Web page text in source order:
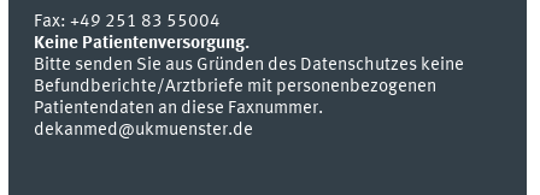
Fax:+49 251 83 55004
Keine Patientenversorgung.
Bitte senden Sie aus Gründen des Datenschutzes keine
Befundberichte/Arztbriefe mit personenbezogenen
Patientendaten an diese Faxnummer.
dekanmed@ukmuenster.de